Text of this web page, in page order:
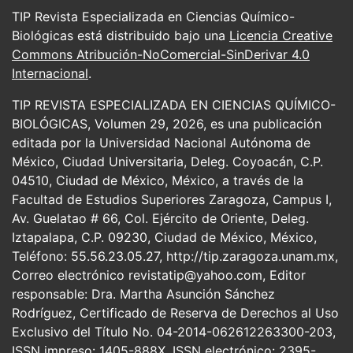
TIP Revista Especializada en Ciencias Químico-
Biológicas está distribuido bajo una Licencia Creative
Commons Atribución-NoComercial-SinDerivar 4.0
Internacional.
TIP REVISTA ESPECIALIZADA EN CIENCIAS QUÍMICO-
BIOLÓGICAS, Volumen 29, 2026, es una publicación
editada por la Universidad Nacional Autónoma de
México, Ciudad Universitaria, Deleg. Coyoacán, C.P.
04510, Ciudad de México, México, a través de la
Facultad de Estudios Superiores Zaragoza, Campus I,
Av. Guelatao # 66, Col. Ejército de Oriente, Deleg.
Iztapalapa, C.P. 09230, Ciudad de México, México,
Teléfono: 55.56.23.05.27, http://tip.zaragoza.unam.mx,
Correo electrónico revistatip@yahoo.com, Editor
responsable: Dra. Martha Asunción Sánchez
Rodríguez, Certificado de Reserva de Derechos al Uso
Exclusivo del Título No. 04-2014-062612263300-203,